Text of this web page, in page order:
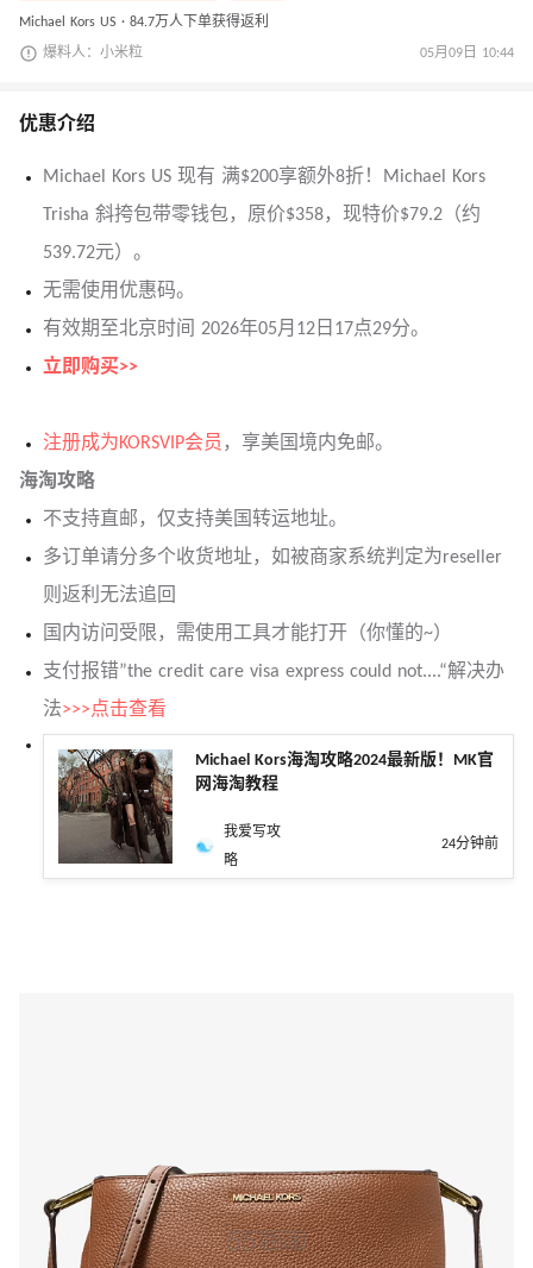
Michael Kors US · 84.7万人下单获得返利
爆料人：小米粒 05月09日 10:44
优惠介绍
Michael Kors US 现有 满$200享额外8折！Michael Kors
Trisha 斜挎包带零钱包，原价$358，现特价$79.2（约
539.72元）。
无需使用优惠码。
有效期至北京时间 2026年05月12日17点29分。
立即购买>>
注册成为KORSVIP会员 ，享美国境内免邮。
海淘攻略
不支持直邮，仅支持美国转运地址。
多订单请分多个收货地址 ，如被商家系统判定为reseller
则返利无法追回
国内访问受限，需使用工具才能打开（你懂的~）
支付报错”the credit care visa express could not....“解决办
法>>>点击查看
Michael Kors海淘攻略2024最新版！MK官
网海淘教程
我爱写攻
略
24分钟前